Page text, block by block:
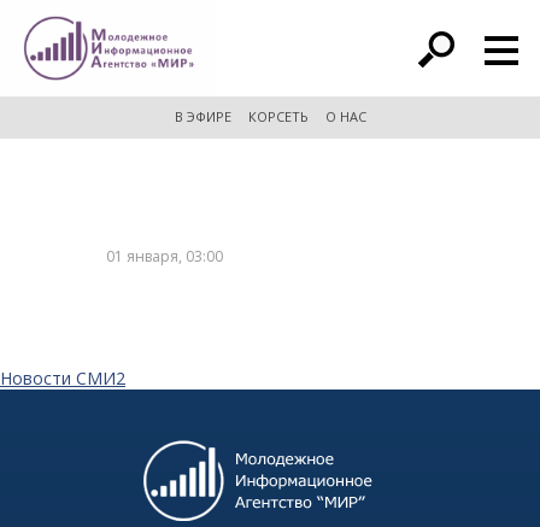
расширенный поиск
В ЭФИРЕ КОРСЕТЬ О НАС
01 января, 03:00
Новости СМИ2